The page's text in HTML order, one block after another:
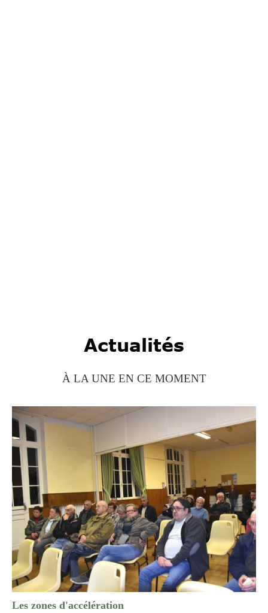
Actualités
À LA UNE EN CE MOMENT
Les zones d'accélération